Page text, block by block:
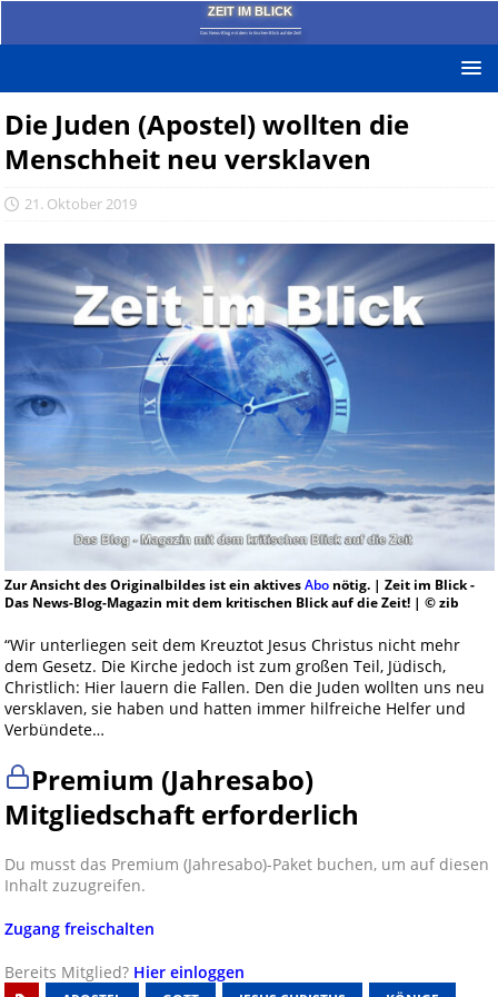
ZEIT IM BLICK
Das News-Blog mit dem kritischen Blick auf die Zeit!
Die Juden (Apostel) wollten die
Menschheit neu versklaven
21. Oktober 2019
Zur Ansicht des Originalbildes ist ein aktivesAbonötig. | Zeit im Blick -
Das News-Blog-Magazin mit dem kritischen Blick auf die Zeit! | © zib
“Wir unterliegen seit dem Kreuztot Jesus Christus nicht mehr
dem Gesetz. Die Kirche jedoch ist zum großen Teil, Jüdisch,
Christlich: Hier lauern die Fallen. Den die Juden wollten uns neu
versklaven, sie haben und hatten immer hilfreiche Helfer und
Verbündete…
Premium (Jahresabo)
Mitgliedschaft erforderlich
Du musst das Premium (Jahresabo)-Paket buchen, um auf diesen
Inhalt zuzugreifen.
Zugang freischalten
Bereits Mitglied? Hier einloggen